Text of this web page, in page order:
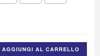
AGGIUNGI AL CARRELLO